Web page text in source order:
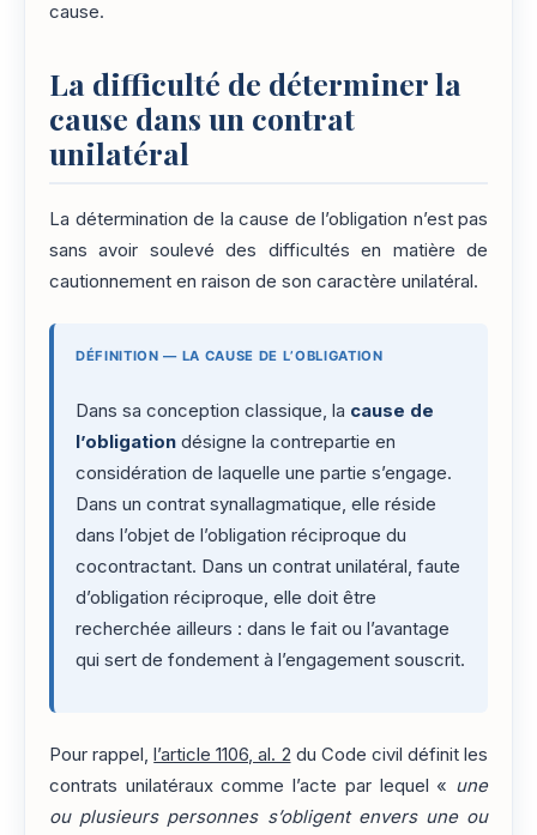
cause.
La difficulté de déterminer la
cause dans un contrat
unilatéral
La détermination de la cause de l’obligation n’est pas
sans avoir soulevé des difficultés en matière de
cautionnement en raison de son caractère unilatéral.
DÉFINITION — LA CAUSE DE L’OBLIGATION
Dans sa conception classique, la cause de
l’obligation désigne la contrepartie en
considération de laquelle une partie s’engage.
Dans un contrat synallagmatique, elle réside
dans l’objet de l’obligation réciproque du
cocontractant. Dans un contrat unilatéral, faute
d’obligation réciproque, elle doit être
recherchée ailleurs : dans le fait ou l’avantage
qui sert de fondement à l’engagement souscrit.
Pour rappel,l’article 1106, al. 2 du Code civil définit les
contrats unilatéraux comme l’acte par lequel « une
ou plusieurs personnes s’obligent envers une ou